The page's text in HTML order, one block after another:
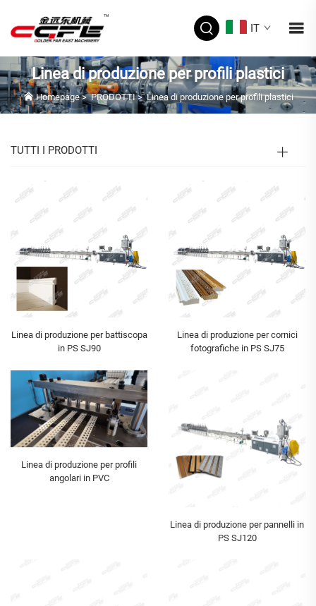
IT
Linea di produzione per profili plastici
Homepage>PRODOTTI>Linea di produzione per profili plastici
TUTTI I PRODOTTI
Linea di produzione per battiscopa
in PS SJ90
Linea di produzione per cornici
fotografiche in PS SJ75
Linea di produzione per profili
angolari in PVC
Linea di produzione per pannelli in
PS SJ120